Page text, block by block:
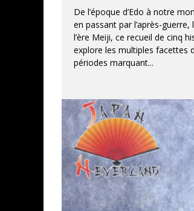
De l’époque d’Edo à notre
en passant par l’après-guerre,
l’ère Meiji, ce recueil de cinq
explore les multiples facettes
périodes marquant...